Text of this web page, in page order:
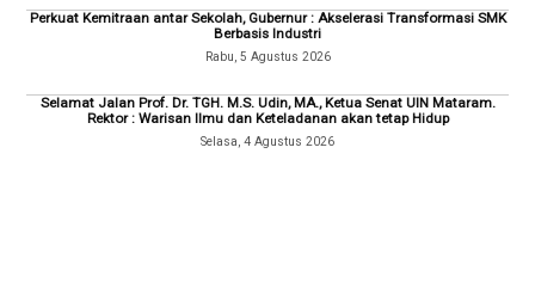
Perkuat Kemitraan antar Sekolah, Gubernur : Akselerasi Transformasi SMK
Berbasis Industri
Rabu, 5 Agustus 2026
Selamat Jalan Prof. Dr. TGH. M.S. Udin, MA., Ketua Senat UIN Mataram.
Rektor : Warisan Ilmu dan Keteladanan akan tetap Hidup
Selasa, 4 Agustus 2026